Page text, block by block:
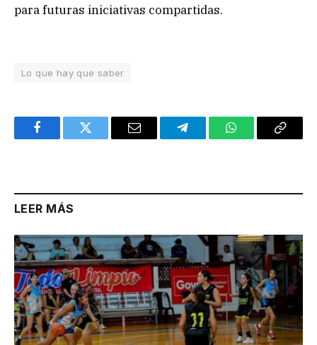
para futuras iniciativas compartidas.
Lo que hay que saber
FacebookTwitter Email TelegramWhatsAppCopy
LEER MÁS